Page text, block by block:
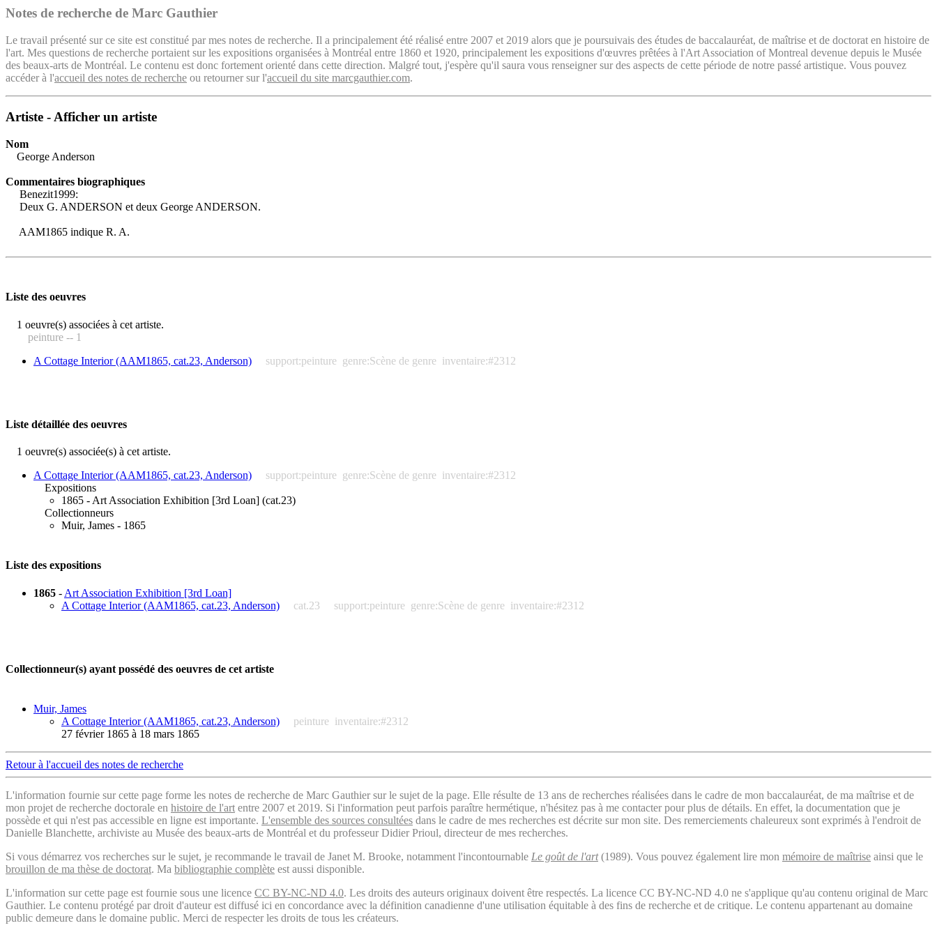
Notes de recherche de Marc Gauthier
Le travail présenté sur ce site est constitué par mes notes de recherche. Il a principalement été réalisé entre 2007 et 2019 alors que je poursuivais des études de baccalauréat, de maîtrise et de doctorat en histoire de
l'art. Mes questions de recherche portaient sur les expositions organisées à Montréal entre 1860 et 1920, principalement les expositions d'œuvres prêtées à l'Art Association of Montreal devenue depuis le Musée
des beaux-arts de Montréal. Le contenu est donc fortement orienté dans cette direction. Malgré tout, j'espère qu'il saura vous renseigner sur des aspects de cette période de notre passé artistique. Vous pouvez
accéder à l'accueil des notes de recherche ou retourner sur l'accueil du site marcgauthier.com.
Artiste - Afficher un artiste
Nom
George Anderson
Commentaires biographiques
Benezit1999:
Deux G. ANDERSON et deux George ANDERSON.
AAM1865 indique R. A.
Liste des oeuvres
1 oeuvre(s) associées à cet artiste.
peinture -- 1
A Cottage Interior (AAM1865, cat.23, Anderson)
support:peinture genre:Scène de genre inventaire:#2312
Liste détaillée des oeuvres
1 oeuvre(s) associée(s) à cet artiste.
A Cottage Interior (AAM1865, cat.23, Anderson)
support:peinture genre:Scène de genre inventaire:#2312
Expositions
1865 - Art Association Exhibition [3rd Loan] (cat.23)
Collectionneurs
Muir, James - 1865
Liste des expositions
1865 - Art Association Exhibition [3rd Loan]
A Cottage Interior (AAM1865, cat.23, Anderson)
cat.23 support:peinture genre:Scène de genre inventaire:#2312
Collectionneur(s) ayant possédé des oeuvres de cet artiste
Muir, James
A Cottage Interior (AAM1865, cat.23, Anderson)
peinture inventaire:#2312
27 février 1865 à 18 mars 1865
Retour à l'accueil des notes de recherche
L'information fournie sur cette page forme les notes de recherche de Marc Gauthier sur le sujet de la page. Elle résulte de 13 ans de recherches réalisées dans le cadre de mon baccalauréat, de ma maîtrise et de
mon projet de recherche doctorale en histoire de l'art entre 2007 et 2019. Si l'information peut parfois paraître hermétique, n'hésitez pas à me contacter pour plus de détails. En effet, la documentation que je
possède et qui n'est pas accessible en ligne est importante. L'ensemble des sources consultées dans le cadre de mes recherches est décrite sur mon site. Des remerciements chaleureux sont exprimés à l'endroit de
Danielle Blanchette, archiviste au Musée des beaux-arts de Montréal et du professeur Didier Prioul, directeur de mes recherches.
Si vous démarrez vos recherches sur le sujet, je recommande le travail de Janet M. Brooke, notamment l'incontournable Le goût de l'art(1989). Vous pouvez également lire mon mémoire de maîtrise ainsi que le
brouillon de ma thèse de doctorat. Ma bibliographie complète est aussi disponible.
L'information sur cette page est fournie sous une licence CC BY-NC-ND 4.0. Les droits des auteurs originaux doivent être respectés. La licence CC BY-NC-ND 4.0 ne s'applique qu'au contenu original de Marc
Gauthier. Le contenu protégé par droit d'auteur est diffusé ici en concordance avec la définition canadienne d'une utilisation équitable à des fins de recherche et de critique. Le contenu appartenant au domaine
public demeure dans le domaine public. Merci de respecter les droits de tous les créateurs.